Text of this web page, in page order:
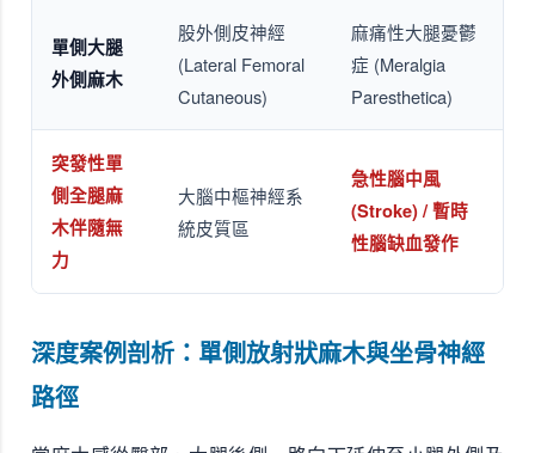
單側大腿
外側麻木
股外側皮神經
(Lateral Femoral
Cutaneous)
麻痛性大腿憂鬱
症 (Meralgia
Paresthetica)
突發性單
側全腿麻
木伴隨無
力
大腦中樞神經系
統皮質區
急性腦中風
(Stroke) / 暫時
性腦缺血發作
深度案例剖析：單側放射狀麻木與坐骨神經
路徑